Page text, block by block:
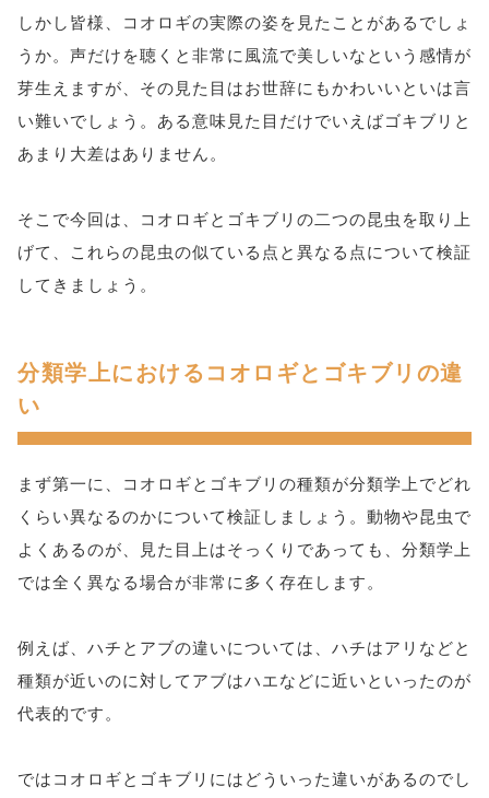
しかし皆様、コオロギの実際の姿を見たことがあるでしょ
うか。声だけを聴くと非常に風流で美しいなという感情が
芽生えますが、その見た目はお世辞にもかわいいといは言
い難いでしょう。ある意味見た目だけでいえばゴキブリと
あまり大差はありません。
そこで今回は、コオロギとゴキブリの二つの昆虫を取り上
げて、これらの昆虫の似ている点と異なる点について検証
してきましょう。
分類学上におけるコオロギとゴキブリの違
い
まず第一に、コオロギとゴキブリの種類が分類学上でどれ
くらい異なるのかについて検証しましょう。動物や昆虫で
よくあるのが、見た目上はそっくりであっても、分類学上
では全く異なる場合が非常に多く存在します。
例えば、ハチとアブの違いについては、ハチはアリなどと
種類が近いのに対してアブはハエなどに近いといったのが
代表的です。
ではコオロギとゴキブリにはどういった違いがあるのでし